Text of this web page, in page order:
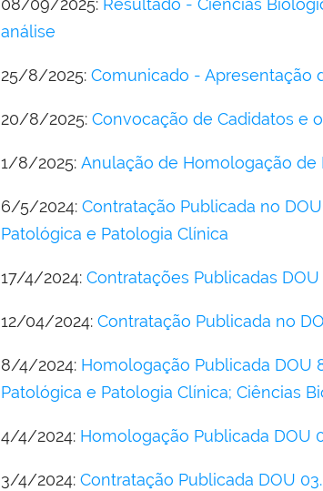
08/09/2025: Resultado - Ciências
análise
25/8/2025: Comunicado - Apresentação
20/8/2025: Convocação de Cadidatos e
1/8/2025: Anulação de Homologação
6/5/2024: Contratação Publicada no
Patológica e Patologia Clínica
17/4/2024: Contratações Publicadas DOU
12/04/2024: Contratação Publicada no
8/4/2024: Homologação Publicada DOU
Patológica e Patologia Clínica; Ciências
4/4/2024: Homologação Publicada DOU
3/4/2024: Contratação Publicada DOU